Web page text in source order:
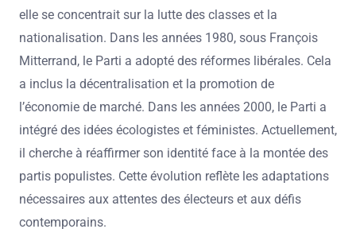
elle se concentrait sur la lutte des classes et la
nationalisation. Dans les années 1980, sous François
Mitterrand, le Parti a adopté des réformes libérales. Cela
a inclus la décentralisation et la promotion de
l’économie de marché. Dans les années 2000, le Parti a
intégré des idées écologistes et féministes. Actuellement,
il cherche à réaffirmer son identité face à la montée des
partis populistes. Cette évolution reflète les adaptations
nécessaires aux attentes des électeurs et aux défis
contemporains.